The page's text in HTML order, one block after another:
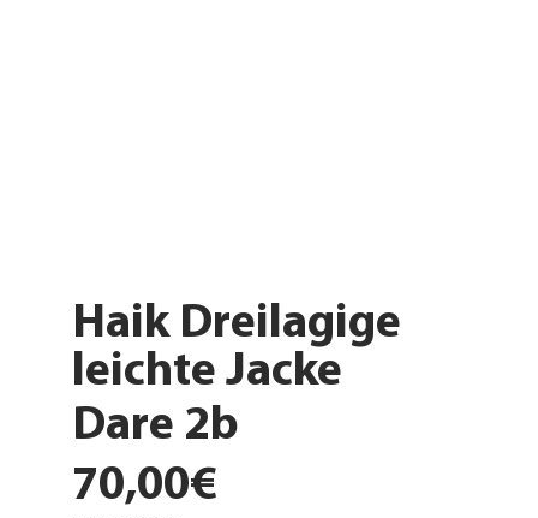
Haik Dreilagige
leichte Jacke
Dare 2b
70,00€